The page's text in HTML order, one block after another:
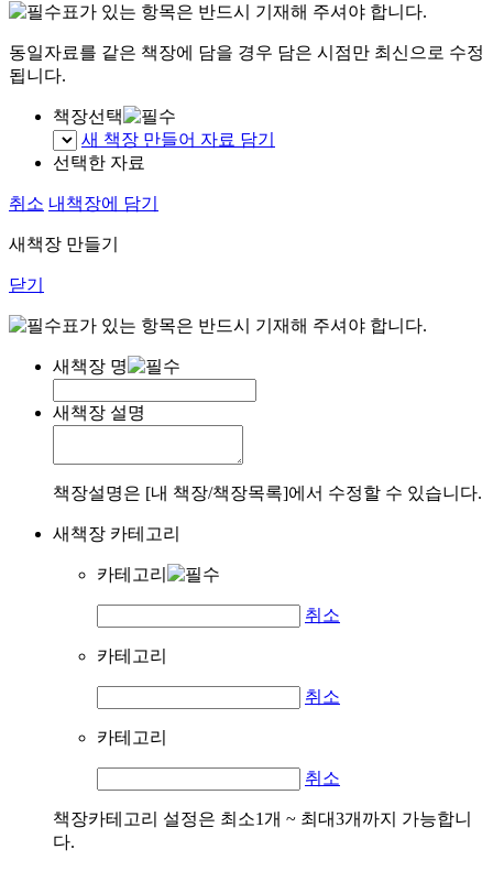
표가 있는 항목은 반드시 기재해 주셔야 합니다.
동일자료를 같은 책장에 담을 경우 담은 시점만 최신으로 수정
됩니다.
책장선택
새 책장 만들어 자료 담기
선택한 자료
취소 내책장에 담기
새책장 만들기
닫기
표가 있는 항목은 반드시 기재해 주셔야 합니다.
새책장 명
새책장 설명
책장설명은 [내 책장/책장목록]에서 수정할 수 있습니다.
새책장 카테고리
카테고리
취소
카테고리
취소
카테고리
취소
책장카테고리 설정은 최소1개 ~ 최대3개까지 가능합니
다.